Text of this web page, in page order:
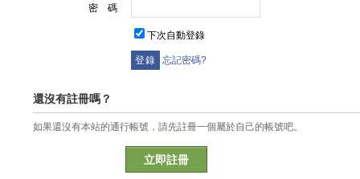
密 碼
下次自動登錄
忘記密碼?
還沒有註冊嗎？
如果還沒有本站的通行帳號，請先註冊一個屬於自己的帳號吧。
立即註冊